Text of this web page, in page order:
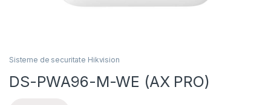
Sisteme de securitate Hikvision
DS-PWA96-M-WE (AX PRO)